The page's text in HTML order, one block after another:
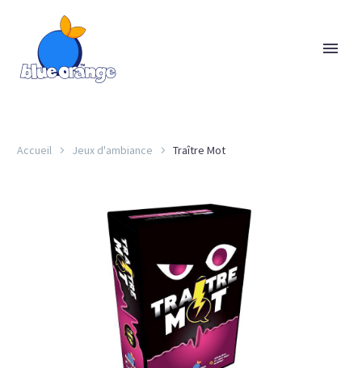
Accueil Jeux d'ambiance Traître Mot